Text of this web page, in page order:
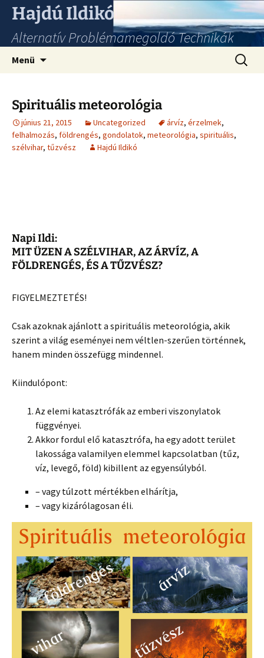
Hajdú Ildikó
Alternatív Problémamegoldó Technikák
Menü
Spirituális meteorológia
június 21, 2015 Uncategorized árvíz, érzelmek,
felhalmozás, földrengés, gondolatok, meteorológia, spirituális,
szélvihar, tűzvész Hajdú Ildikó
Napi Ildi:
MIT ÜZEN A SZÉLVIHAR, AZ ÁRVÍZ, A
FÖLDRENGÉS, ÉS A TŰZVÉSZ?
FIGYELMEZTETÉS!
Csak azoknak ajánlott a spirituális meteorológia, akik
szerint a világ eseményei nem véltlen-szerűen történnek,
hanem minden összefügg mindennel.
Kiindulópont:
Az elemi katasztrófák az emberi viszonylatok
függvényei.
Akkor fordul elő katasztrófa, ha egy adott terület
lakossága valamilyen elemmel kapcsolatban (tűz,
víz, levegő, föld) kibillent az egyensúlyból.
– vagy túlzott mértékben elhárítja,
– vagy kizárólagosan éli.